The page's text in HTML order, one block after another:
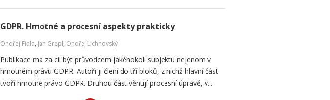
GDPR. Hmotné a procesní aspekty prakticky
Ondřej Fiala, Jan Grepl, Ondřej Lichnovský
Publikace má za cíl být průvodcem jakéhokoli subjektu nejenom v
hmotném právu GDPR. Autoři ji člení do tří bloků, z nichž hlavní část
tvoří hmotné právo GDPR. Druhou část věnují procesní úpravě, v...